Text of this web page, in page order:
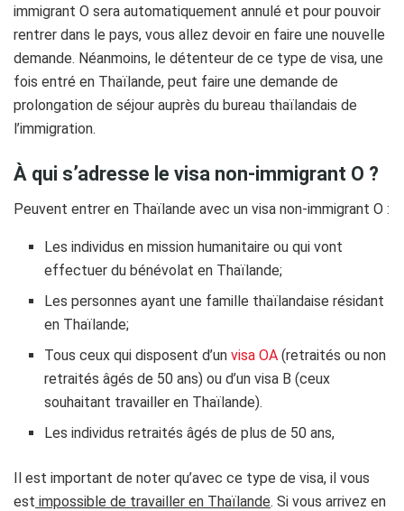
immigrant O sera automatiquement annulé et pour pouvoir
rentrer dans le pays, vous allez devoir en faire une nouvelle
demande. Néanmoins, le détenteur de ce type de visa, une
fois entré en Thaïlande, peut faire une demande de
prolongation de séjour auprès du bureau thaïlandais de
l’immigration.
À qui s’adresse le visa non-immigrant O ?
Peuvent entrer en Thaïlande avec un visa non-immigrant O :
Les individus en mission humanitaire ou qui vont
effectuer du bénévolat en Thaïlande;
Les personnes ayant une famille thaïlandaise résidant
en Thaïlande;
Tous ceux qui disposent d’unvisa OA (retraités ou non
retraités âgés de 50 ans) ou d’un visa B (ceux
souhaitant travailler en Thaïlande).
Les individus retraités âgés de plus de 50 ans,
Il est important de noter qu’avec ce type de visa, il vous
est impossible de travailler en Thaïlande. Si vous arrivez en